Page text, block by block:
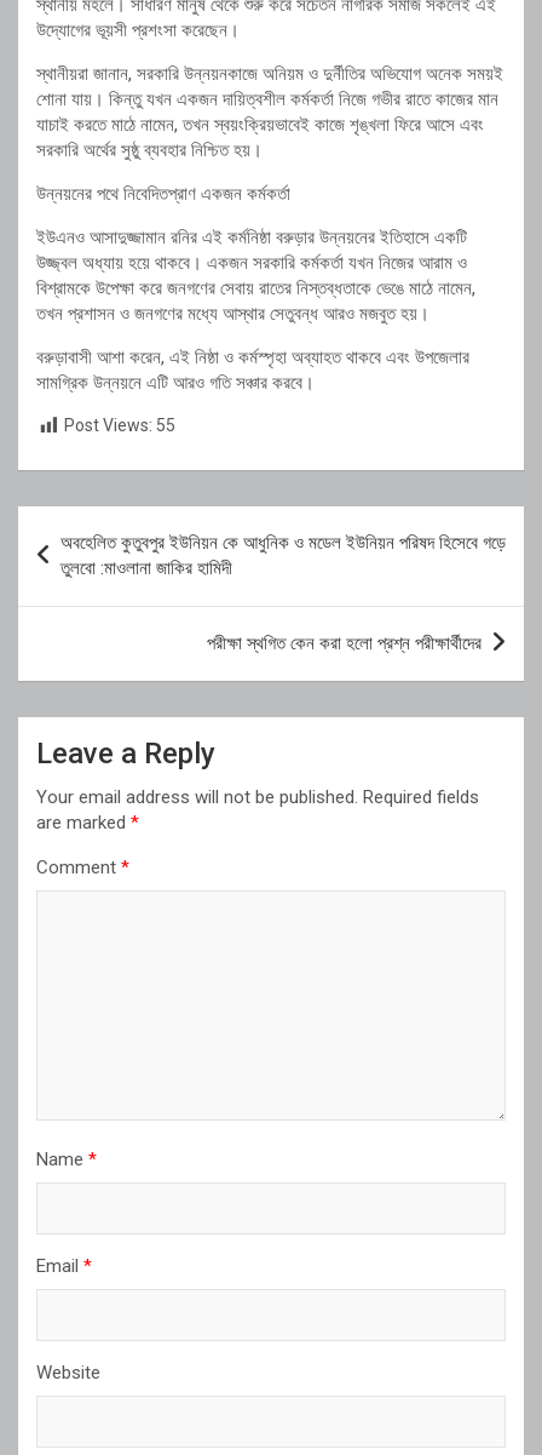
স্থানীয় মহলে। সাধারণ মানুষ থেকে শুরু করে সচেতন নাগরিক সমাজ সকলেই এই
উদ্যোগের ভূয়সী প্রশংসা করেছেন।
স্থানীয়রা জানান, সরকারি উন্নয়নকাজে অনিয়ম ও দুর্নীতির অভিযোগ অনেক সময়ই
শোনা যায়। কিন্তু যখন একজন দায়িত্বশীল কর্মকর্তা নিজে গভীর রাতে কাজের মান
যাচাই করতে মাঠে নামেন, তখন স্বয়ংক্রিয়ভাবেই কাজে শৃঙ্খলা ফিরে আসে এবং
সরকারি অর্থের সুষ্ঠু ব্যবহার নিশ্চিত হয়।
উন্নয়নের পথে নিবেদিতপ্রাণ একজন কর্মকর্তা
ইউএনও আসাদুজ্জামান রনির এই কর্মনিষ্ঠা বরুড়ার উন্নয়নের ইতিহাসে একটি
উজ্জ্বল অধ্যায় হয়ে থাকবে। একজন সরকারি কর্মকর্তা যখন নিজের আরাম ও
বিশ্রামকে উপেক্ষা করে জনগণের সেবায় রাতের নিস্তব্ধতাকে ভেঙে মাঠে নামেন,
তখন প্রশাসন ও জনগণের মধ্যে আস্থার সেতুবন্ধ আরও মজবুত হয়।
বরুড়াবাসী আশা করেন, এই নিষ্ঠা ও কর্মস্পৃহা অব্যাহত থাকবে এবং উপজেলার
সামগ্রিক উন্নয়নে এটি আরও গতি সঞ্চার করবে।
Post Views: 55
navigation
অবহেলিত কুতুবপুর ইউনিয়ন কে আধুনিক ও মডেল ইউনিয়ন পরিষদ হিসেবে গড়ে
তুলবো :মাওলানা জাকির হামিদী
পরীক্ষা স্থগিত কেন করা হলো প্রশ্ন পরীক্ষার্থীদের
Leave a Reply
Your email address will not be published. Required fields
are marked *
Comment *
Name *
Email *
Website